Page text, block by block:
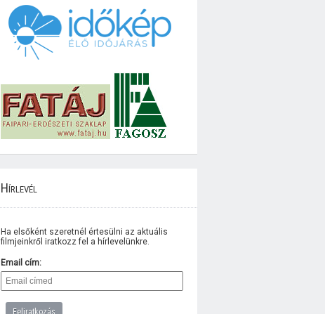
Hírlevél
Ha elsőként szeretnél értesülni az aktuális
filmjeinkről iratkozz fel a hírlevelünkre.
Email cím: